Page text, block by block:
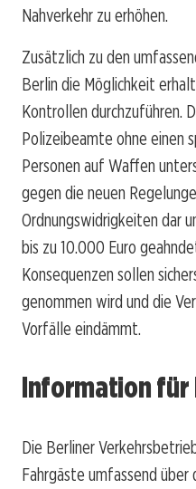
Nahverkehr zu erhöhen.
Zusätzlich zu den
Berlin die Möglichkeit
Kontrollen durchzuführen.
Polizeibeamte ohne einen
Personen auf Waffen
gegen die neuen
Ordnungswidrigkeiten dar
bis zu 10.000 Euro
Konsequenzen sollen
genommen wird und die
Vorfälle eindämmt.
Information für
Die Berliner
Fahrgäste umfassend über